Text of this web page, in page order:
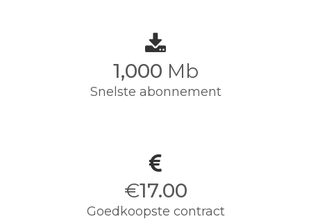
1,000 Mb
Snelste abonnement
€17.00
Goedkoopste contract